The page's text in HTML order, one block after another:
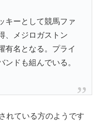
キーとして競馬ファ
、メジロガストン
有名となる。プライ
ドも組んでいる。
れている方のようです